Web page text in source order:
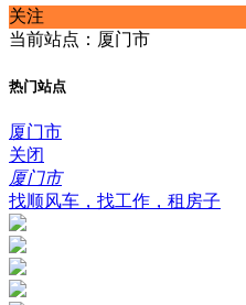
关注
当前站点：厦门市
热门站点
厦门市
关闭
厦门市
找顺风车，找工作，租房子